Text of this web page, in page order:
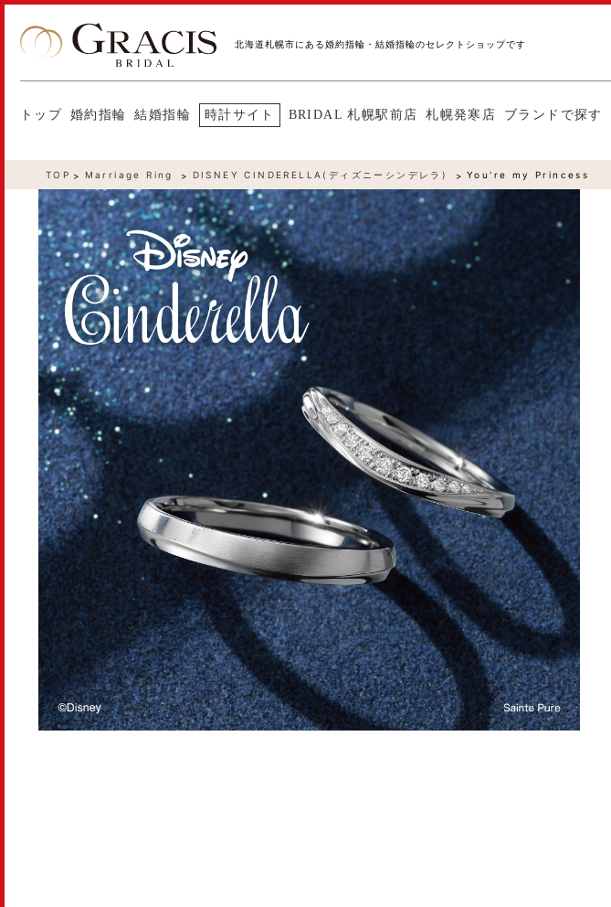
北海道札幌市にある婚約指輪・結婚指輪のセレクトショップです
トップ 婚約指輪 結婚指輪 時計サイト BRIDAL 札幌駅前店 札幌発寒店 ブランドで探す
TOP Marriage Ring DISNEY CINDERELLA(ディズニーシンデレラ) You're my Princess